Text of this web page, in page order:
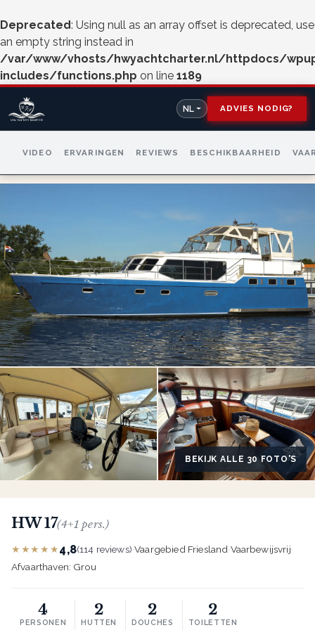
Deprecated: Using null as an array offset is deprecated, use
an empty string instead in
/var/www/vhosts/hwyachtcharter.nl/httpdocs/
includes/functions.php on line 1189
NL ADVIES NODIG?
VIDEO ERVARINGEN REVIEWS BESCHIKBAARHEID
BEKIJK ALLE 30 FOTO'S
HW 17(4+1 pers.)
★★★★★4,8(114 reviews)·Vaargebied Friesland·Vaarbewijsvrij·
Afvaarthaven: Grou
4
PERSONEN
2
HUTTEN
2
DOUCHES
2
TOILETTEN